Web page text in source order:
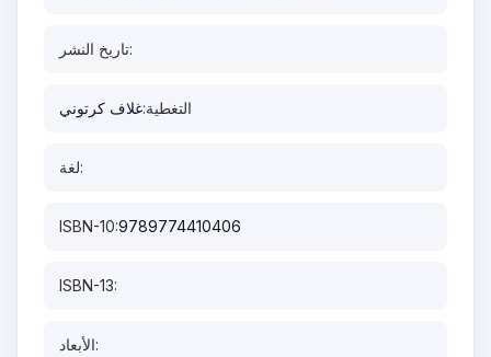
تاريخ النشر:
التغطية:غلاف كرتوني
لغة:
ISBN-10:9789774410406
ISBN-13:
الأبعاد: